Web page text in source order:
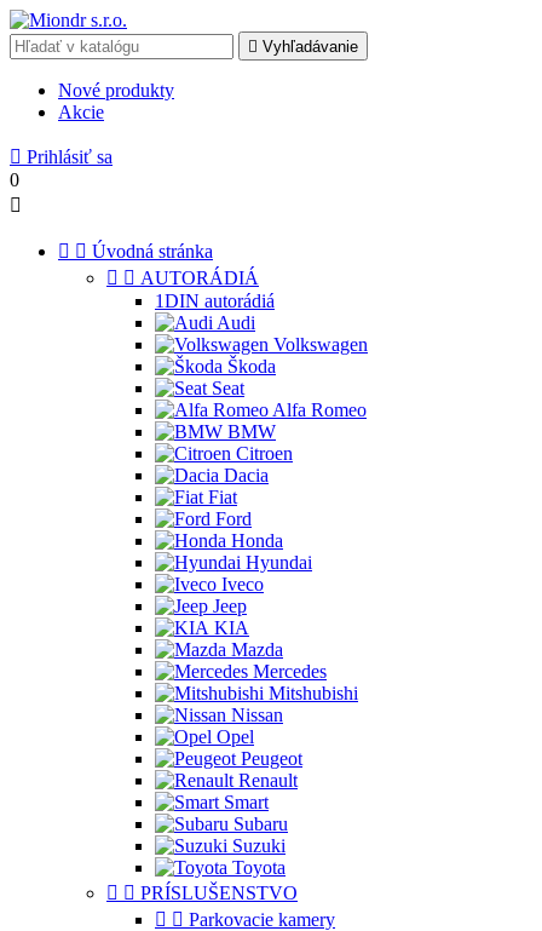
 Vyhľadávanie
Nové produkty
Akcie
 Prihlásiť sa
0

  Úvodná stránka
  AUTORÁDIÁ
1DIN autorádiá
Audi
Volkswagen
Škoda
Seat
Alfa Romeo
BMW
Citroen
Dacia
Fiat
Ford
Honda
Hyundai
Iveco
Jeep
KIA
Mazda
Mercedes
Mitshubishi
Nissan
Opel
Peugeot
Renault
Smart
Subaru
Suzuki
Toyota
  PRÍSLUŠENSTVO
  Parkovacie kamery